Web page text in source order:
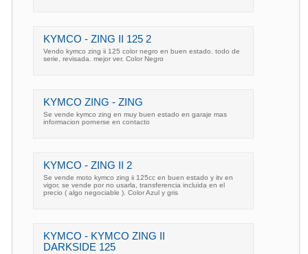
KYMCO - ZING II 125 2
Vendo kymco zing ii 125 color negro en buen estado. todo de
serie, revisada. mejor ver. Color Negro
KYMCO ZING - ZING
Se vende kymco zing en muy buen estado en garaje mas
informacion pornerse en contacto
KYMCO - ZING II 2
Se vende moto kymco zing ii 125cc en buen estado y itv en
vigor, se vende por no usarla, transferencia incluida en el
precio ( algo negociable ). Color Azul y gris
KYMCO - KYMCO ZING II
DARKSIDE 125